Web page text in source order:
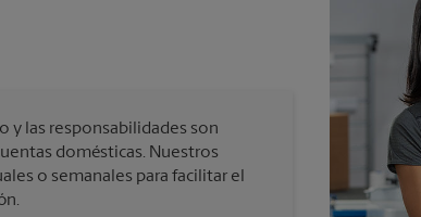
Garantía de Embalaje y Envío
Tarjetas Postales
Tarjetas Comerciales
Fotos
y las responsabilidades son
domésticas. Nuestros
o semanales para facilitar el